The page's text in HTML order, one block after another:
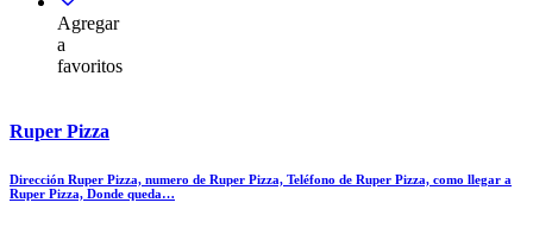
Agregar
a
favoritos
Ruper Pizza
Dirección Ruper Pizza, numero de Ruper Pizza, Teléfono de Ruper Pizza, como llegar a
Ruper Pizza, Donde queda…